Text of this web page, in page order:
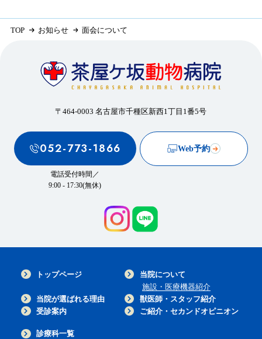
TOP お知らせ 面会について
〒464-0003 名古屋市千種区新西1丁目1番5号
052-773-1866
電話受付時間／
9:00 - 17:30(無休)
Web予約
トップページ
当院について
施設・医療機器紹介
当院が選ばれる理由
獣医師・スタッフ紹介
受診案内
ご紹介・セカンドオピニオン
診療科一覧